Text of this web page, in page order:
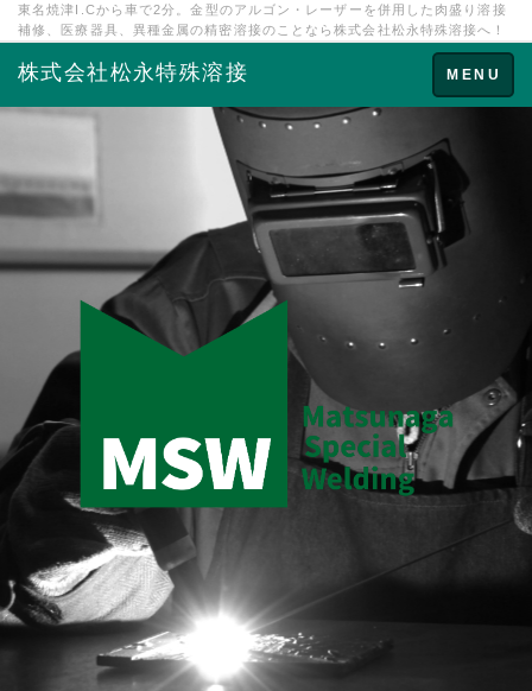
東名焼津I.Cから車で2分。金型のアルゴン・レーザーを併用した肉盛り溶接
補修、医療器具、異種金属の精密溶接のことなら株式会社松永特殊溶接へ！
Toggle
navigation
MENU
株式会社松永特殊溶接